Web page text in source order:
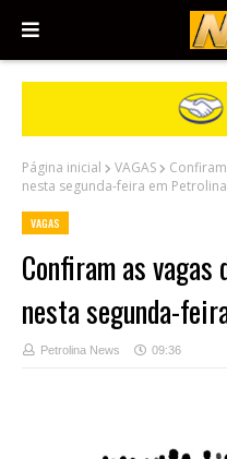
Página inicial VAGAS
nesta segunda-feira em Petrolina
VAGAS
Confiram as vagas
nesta segunda-
Petrolina News 09:36